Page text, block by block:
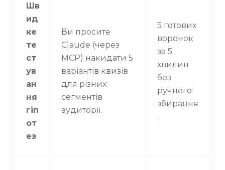
Шв
ид
ке
те
ст
ув
ан
ня
гіп
от
ез
Ви просите
Claude (через
MCP) накидати 5
варіантів квизів
для різних
сегментів
аудиторії.
5 готових
воронок
за 5
хвилин
без
ручного
збирання
.